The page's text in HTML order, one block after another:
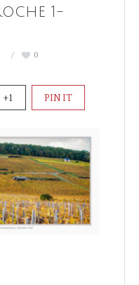
1-
0
+1 PIN IT